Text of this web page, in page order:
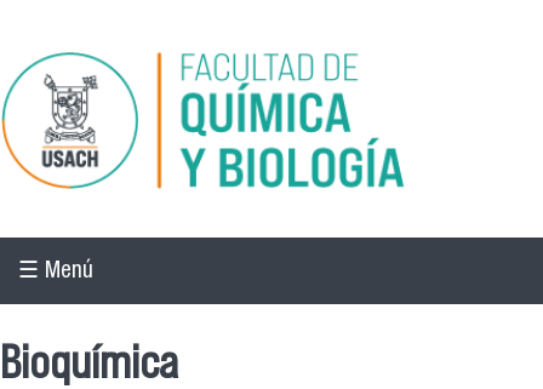
Pasar al contenido principal
☰ Menú
Bioquímica